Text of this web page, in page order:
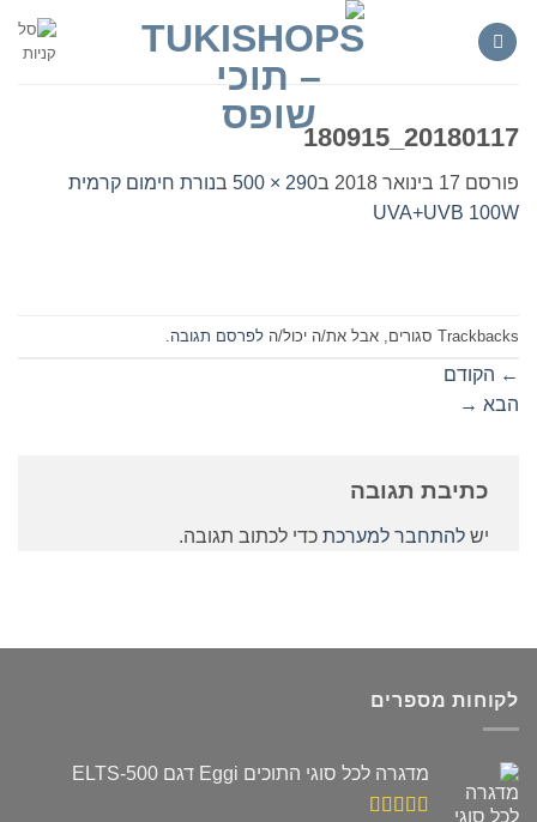
20180117_180915
פורסם 17 בינואר 2018 ב290 × 500 בנורת חימום קרמית
UVA+UVB 100W
Trackbacks סגורים, אבל את/ה יכול/ה לפרסם תגובה
← הקודם
הבא →
כתיבת תגובה
יש להתחבר למערכת כדי לכתוב תגובה.
לקוחות מספרים
מדגרה לכל סוגי התוכים Eggi דגם ELTS-500